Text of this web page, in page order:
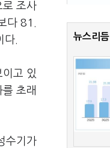
조사
다 81.
.
고 있
초래
수기가
뉴스리듬